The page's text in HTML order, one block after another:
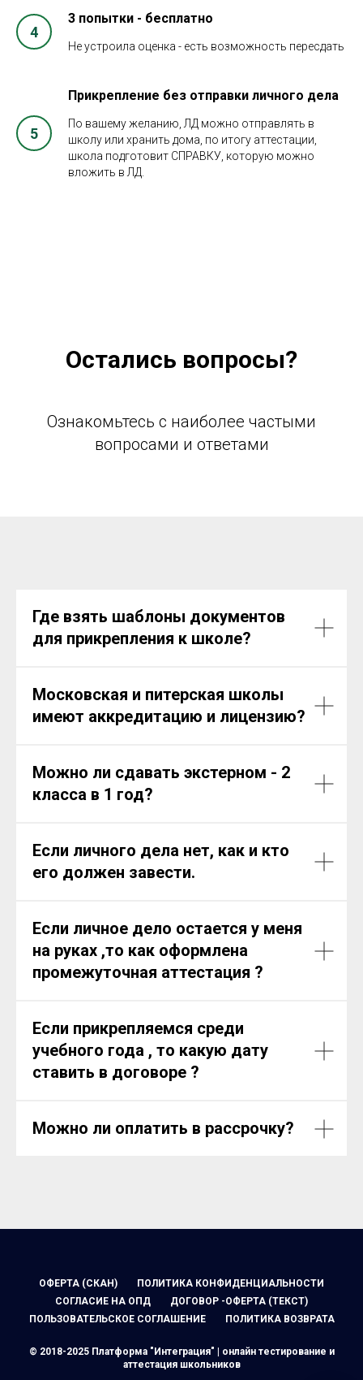
3 попытки - бесплатно
Не устроила оценка - есть возможность пересдать
Прикрепление без отправки личного дела
По вашему желанию, ЛД можно отправлять в
школу или хранить дома, по итогу аттестации,
школа подготовит СПРАВКУ, которую можно
вложить в ЛД.
Остались вопросы?
Ознакомьтесь с наиболее частыми
вопросами и ответами
Где взять шаблоны документов
для прикрепления к школе?
Московская и питерская школы
имеют аккредитацию и лицензию?
Можно ли сдавать экстерном - 2
класса в 1 год?
Если личного дела нет, как и кто
его должен завести.
Если личное дело остается у меня
на руках ,то как оформлена
промежуточная аттестация ?
Если прикрепляемся среди
учебного года , то какую дату
ставить в договоре ?
Можно ли оплатить в рассрочку?
ОФЕРТА (СКАН)
ПОЛИТИКА КОНФИДЕНЦИАЛЬНОСТИ
СОГЛАСИЕ НА ОПД
ДОГОВОР -ОФЕРТА (ТЕКСТ)
ПОЛЬЗОВАТЕЛЬСКОЕ СОГЛАШЕНИЕ
ПОЛИТИКА ВОЗВРАТА
© 2018-2025 Платформа "Интеграция" | онлайн тестирование и
аттестация школьников